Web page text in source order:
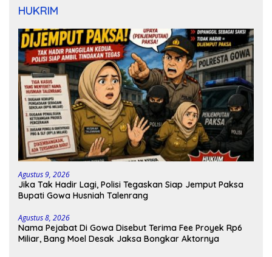
HUKRIM
Agustus 9, 2026
Jika Tak Hadir Lagi, Polisi Tegaskan Siap Jemput Paksa
Bupati Gowa Husniah Talenrang
Agustus 8, 2026
Nama Pejabat Di Gowa Disebut Terima Fee Proyek Rp6
Miliar, Bang Moel Desak Jaksa Bongkar Aktornya